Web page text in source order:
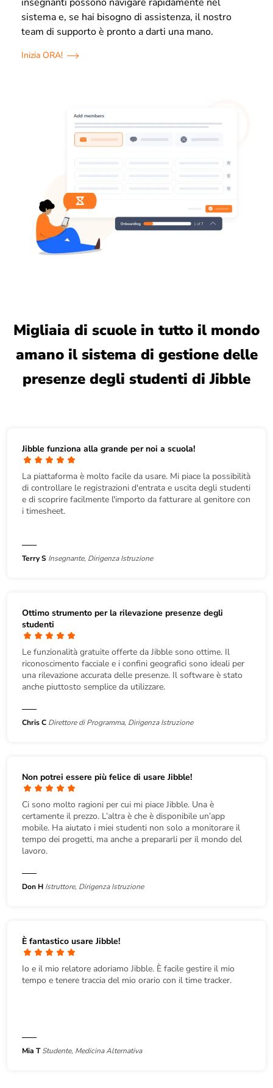
sistema e, se hai bisogno di assistenza, il nostro
team di supporto è pronto a darti una mano.
Inizia ORA!
Migliaia di scuole in tutto il mondo
amano il sistema di gestione delle
presenze degli studenti di Jibble
Jibble funziona alla grande per noi a scuola!
La piattaforma è molto facile da usare. Mi piace la possibilità
di controllare le registrazioni d'entrata e uscita degli studenti
e di scoprire facilmente l'importo da fatturare al genitore con
i timesheet.
Terry S Insegnante, Dirigenza Istruzione
Ottimo strumento per la rilevazione presenze degli
studenti
Le funzionalità gratuite offerte da Jibble sono ottime. Il
riconoscimento facciale e i confini geografici sono ideali per
una rilevazione accurata delle presenze. Il software è stato
anche piuttosto semplice da utilizzare.
Chris C Direttore di Programma, Dirigenza Istruzione
Non potrei essere più felice di usare Jibble!
Ci sono molto ragioni per cui mi piace Jibble. Una è
certamente il prezzo. L’altra è che è disponibile un’app
mobile. Ha aiutato i miei studenti non solo a monitorare il
tempo dei progetti, ma anche a prepararli per il mondo del
lavoro.
Don H Istruttore, Dirigenza Istruzione
È fantastico usare Jibble!
Io e il mio relatore adoriamo Jibble. È facile gestire il mio
tempo e tenere traccia del mio orario con il time tracker.
Mia T Studente, Medicina Alternativa